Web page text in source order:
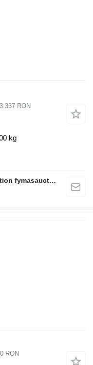
RON
kg
Fymas Auctions ApS – visit the auction fymasauctions.dk
RON